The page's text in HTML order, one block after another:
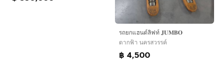
รถยกแฮนด์ลิฟท์ 𝐉𝐔𝐌𝐁𝐎
ตากฟ้า นครสวรรค์
฿ 4,500